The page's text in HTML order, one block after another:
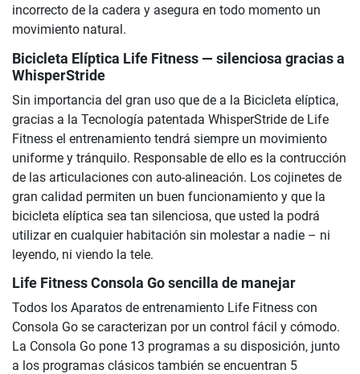
incorrecto de la cadera y asegura en todo momento un
movimiento natural.
Bicicleta Elíptica Life Fitness — silenciosa gracias a
WhisperStride
Sin importancia del gran uso que de a la Bicicleta elíptica,
gracias a la Tecnología patentada WhisperStride de Life
Fitness el entrenamiento tendrá siempre un movimiento
uniforme y tránquilo. Responsable de ello es la contrucción
de las articulaciones con auto-alineación. Los cojinetes de
gran calidad permiten un buen funcionamiento y que la
bicicleta elíptica sea tan silenciosa, que usted la podrá
utilizar en cualquier habitación sin molestar a nadie – ni
leyendo, ni viendo la tele.
Life Fitness Consola Go sencilla de manejar
Todos los Aparatos de entrenamiento Life Fitness con
Consola Go se caracterizan por un control fácil y cómodo.
La Consola Go pone 13 programas a su disposición, junto
a los programas clásicos también se encuentran 5